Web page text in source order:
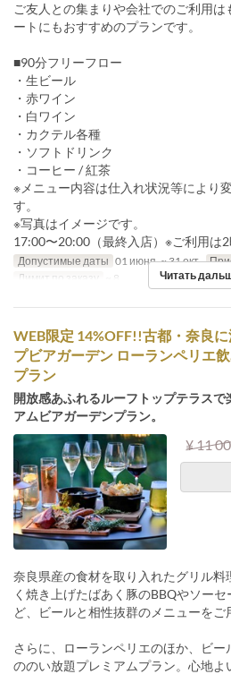
ご友人との集まりや会社でのご利用
ートにもおすすめのプランです。
■90分フリーフロー
・生ビール
・赤ワイン
・白ワイン
・カクテル各種
・ソフトドリンク
・コーヒー / 紅茶
※メニュー内容は仕入れ状況等により
す。
※写真はイメージです。
17:00〜20:00（最終入店）※ご利用は
Допустимые даты 01 июня. ~ 31 окт.
Лимит по заказу
~ 8 Читать
WEB限定 14%OFF!!古都・奈良
プビアガーデン ローランペリエ
プラン
開放感あふれるルーフトップテラスで
アムビアガーデンプラン。
¥ 11
奈良県産の食材を取り入れたグリル料
く焼き上げたばあく豚のBBQやソー
ど、ビールと相性抜群のメニューをご
さらに、ローランペリエのほか、ビ
ののい放題プレミアムプラン。心地よ